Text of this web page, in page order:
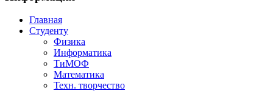
Главная
Студенту
Физика
Информатика
ТиМОФ
Математика
Техн. творчество